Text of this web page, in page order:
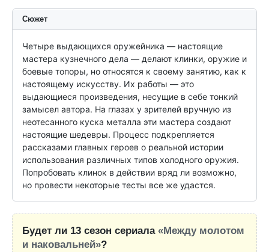
Сюжет
Четыре выдающихся оружейника — настоящие
мастера кузнечного дела — делают клинки, оружие и
боевые топоры, но относятся к своему занятию, как к
настоящему искусству. Их работы — это
выдающиеся произведения, несущие в себе тонкий
замысел автора. На глазах у зрителей вручную из
неотесанного куска металла эти мастера создают
настоящие шедевры. Процесс подкрепляется
рассказами главных героев о реальной истории
использования различных типов холодного оружия.
Попробовать клинок в действии вряд ли возможно,
но провести некоторые тесты все же удастся.
Будет ли 13 сезон сериала «Между молотом
и наковальней»?